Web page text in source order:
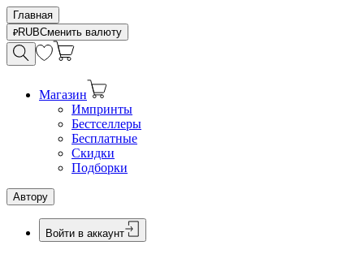
Главная
RUBСменить валюту
Магазин
Импринты
Бестселлеры
Бесплатные
Скидки
Подборки
Автору
Войти в аккаунт